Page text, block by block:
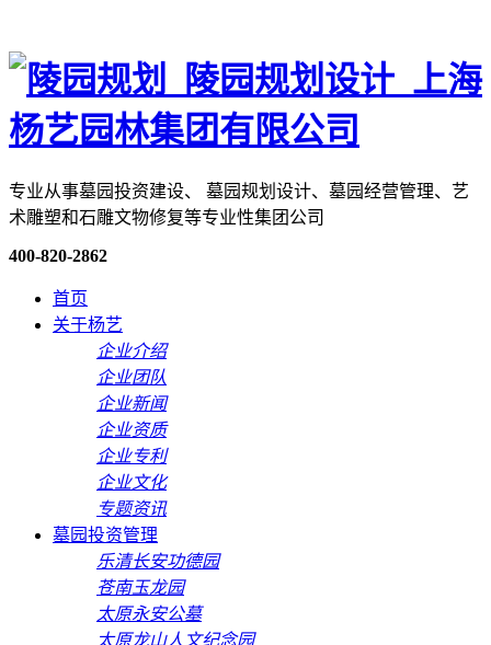
专业从事墓园投资建设、 墓园规划设计、墓园经营管理、艺
术雕塑和石雕文物修复等专业性集团公司
400-820-2862
首页
关于杨艺
企业介绍
企业团队
企业新闻
企业资质
企业专利
企业文化
专题资讯
墓园投资管理
乐清长安功德园
苍南玉龙园
太原永安公墓
太原龙山人文纪念园